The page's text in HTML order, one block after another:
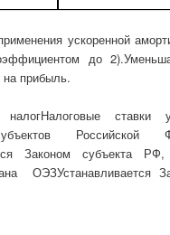
ускоренной
до
на прибыль.
налогНалоговые ставки
Российской
Законом субъекта
ОЭЗУстанавливается